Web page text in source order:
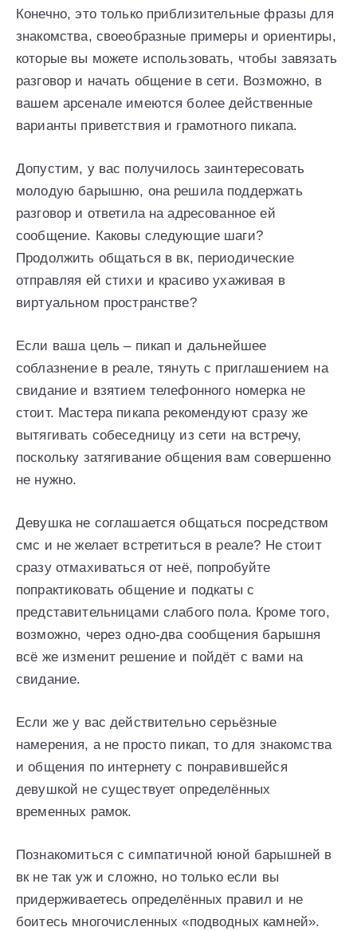
Конечно, это только приблизительные фразы для
знакомства, своеобразные примеры и ориентиры,
которые вы можете использовать, чтобы завязать
разговор и начать общение в сети. Возможно, в
вашем арсенале имеются более действенные
варианты приветствия и грамотного пикапа.
Допустим, у вас получилось заинтересовать
молодую барышню, она решила поддержать
разговор и ответила на адресованное ей
сообщение. Каковы следующие шаги?
Продолжить общаться в вк, периодические
отправляя ей стихи и красиво ухаживая в
виртуальном пространстве?
Если ваша цель – пикап и дальнейшее
соблазнение в реале, тянуть с приглашением на
свидание и взятием телефонного номерка не
стоит. Мастера пикапа рекомендуют сразу же
вытягивать собеседницу из сети на встречу,
поскольку затягивание общения вам совершенно
не нужно.
Девушка не соглашается общаться посредством
смс и не желает встретиться в реале? Не стоит
сразу отмахиваться от неё, попробуйте
попрактиковать общение и подкаты с
представительницами слабого пола. Кроме того,
возможно, через одно-два сообщения барышня
всё же изменит решение и пойдёт с вами на
свидание.
Если же у вас действительно серьёзные
намерения, а не просто пикап, то для знакомства
и общения по интернету с понравившейся
девушкой не существует определённых
временных рамок.
Познакомиться с симпатичной юной барышней в
вк не так уж и сложно, но только если вы
придерживаетесь определённых правил и не
боитесь многочисленных «подводных камней».